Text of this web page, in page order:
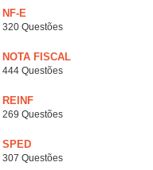
NF-E
320 Questões
NOTA FISCAL
444 Questões
REINF
269 Questões
SPED
307 Questões